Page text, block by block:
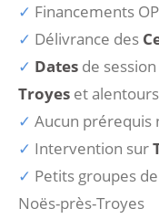
Financements
Délivrance des
Dates de
Troyes et alentours
Aucun prérequis
Intervention sur
Petits groupes
Noës-près-Troyes